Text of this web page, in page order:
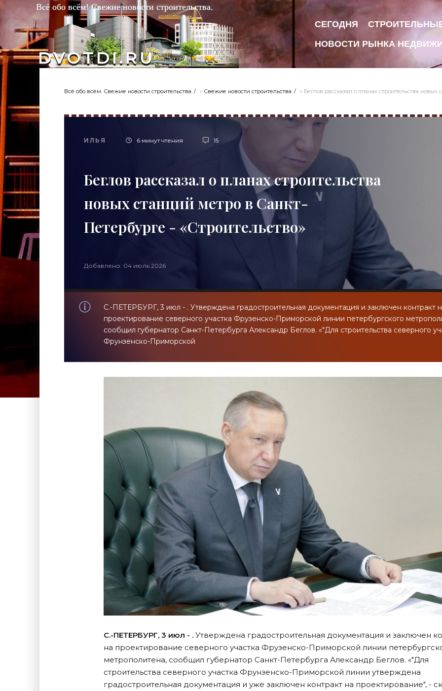
DVOTDI.RU
Всё обо всём! Свежие новости строительства.
СЕГОДНЯ
НОВОСТИ РЫНКА
Всё обо всём. Свежие новости строительства » Свежие новости строительства » Беглов рассказал о планах строительства
ИЛЬЯ 6 минут чтения 15
Беглов рассказал о планах строительства
новых станций метро в Санкт-
Петербурге - «Строительство»
Добавлено: 04 июль 2026
С.-ПЕТЕРБУРГ, 3 июл - . Утверждена градостроительная документация и заключен контракт
проектирование северного участка Фрузенско-Приморской линии петербургского
сообщил губернатор Санкт-Петербурга Александр Беглов. «"Для строительства северного
Фрунзенско-Приморской
С.-ПЕТЕРБУРГ, 3 июл - . Утверждена градостроительная документация и заключен
на проектирование северного участка Фрузенско-Приморской линии
метрополитена, сообщил губернатор Санкт-Петербурга Александр Беглов. «"Для
строительства северного участка Фрунзенско-Приморской линии утверждена
градостроительная документация и уже заключен контракт на проектирование", -